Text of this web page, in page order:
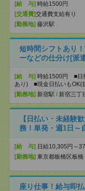
[給 与] 時給1500円
[交通費]交通費支給有り
[勤務地] 藤沢駅
短時間シフトあり
ーなどの仕分け[派
[給 与] 時給1500円 ■日
あり) ■現金日払いもOK(
[勤務地] 新宿駅 / 新宿三丁
【日払い・未経験
務！単発・週1日～
[給 与] 日給10,305円～
[勤務地] 東京都板橋区板橋
座り仕事！給与即